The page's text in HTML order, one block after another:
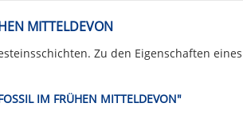
MITTELDEVON
Zu den Eigenschaften eines
IM FRÜHEN MITTELDEVON"